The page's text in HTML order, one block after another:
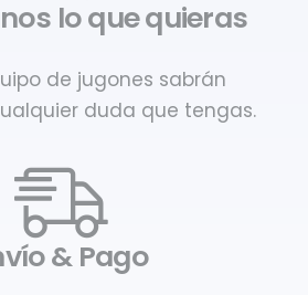
lo que quieras
de jugones sabrán
duda que tengas.
& Pago